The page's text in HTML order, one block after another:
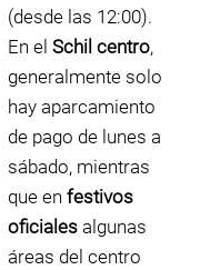
(desde las 12:00).
En el Schil centro,
generalmente solo
hay aparcamiento
de pago de lunes a
sábado, mientras
que en festivos
oficiales algunas
áreas del centro